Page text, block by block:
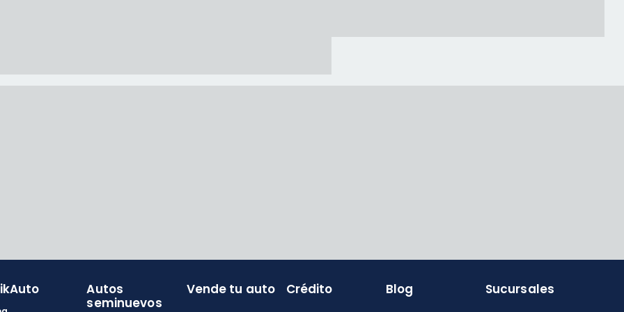
Autos
seminuevos
Vende tu auto Crédito Blog Sucursales